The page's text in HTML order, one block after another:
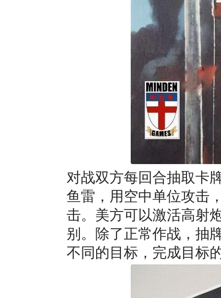
对战双方每回合抽取卡
鱼雷，用空中单位攻击
击。美方可以激活高射
别。除了正常作战，抽
不同的目标，完成目标